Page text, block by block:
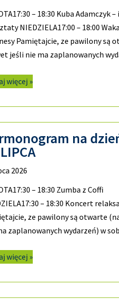
– 18:30 Kuba Adamczyk
NIEDZIELA17:00 – 18:00
Pamiętajcie, ze pawilony są
jeśli nie ma zaplanowanych
więcej »
na
2026
– 18:30 Zumba z Coffi
– 18:30 Koncert
ze pawilony są otwarte
zaplanowanych wydarzeń) w
więcej »